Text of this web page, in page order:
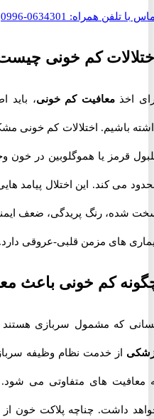
تلفن همراه:0634301-0996
کم خونی چیست؟
معافیت کم خونی، باید
باشیم. اختلالات کم خونی
قرمز یا هموگلوبین در خون
می کند. این اختلال پیامد هایی
رنگ پریدگی، ضعف ایمنی
های مزمن قلبی-عروقی دارد.
کم خونی باعث
که مشمول سربازی هستند می
از خدمت نظام وظیفه سربازی
های متفاوتی می شود. در
داشت. چناچه پلاکت خون از حد